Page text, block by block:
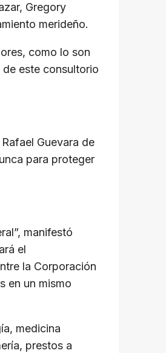
Gregory
merideño.
como lo son
este consultorio
Guevara de
para proteger
manifestó
el
la Corporación
en un mismo
medicina
prestos a